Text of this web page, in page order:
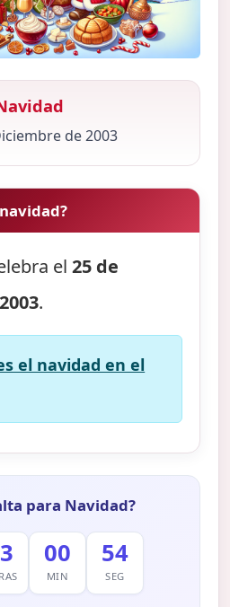
de 2003
el25 de
.
el navidad en el
para Navidad?
00
MIN
54
SEG